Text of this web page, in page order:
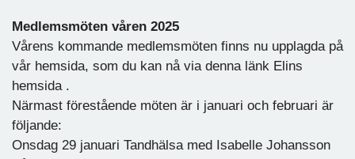
Medlemsmöten våren 2025
Vårens kommande medlemsmöten finns nu upplagda på
vår hemsida, som du kan nå via denna länk Elins
hemsida .
Närmast förestående möten är i januari och februari är
följande:
Onsdag 29 januari Tandhälsa med Isabelle Johansson